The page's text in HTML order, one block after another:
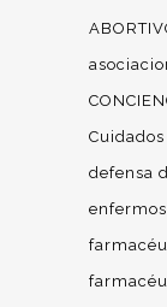
defensa
enfermos